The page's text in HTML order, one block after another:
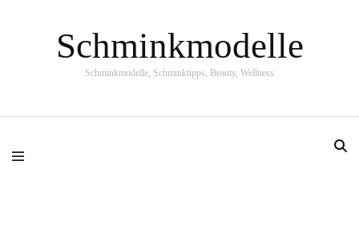
Schminkmodelle
Schminkmodelle, Schminktipps, Beauty, Wellness